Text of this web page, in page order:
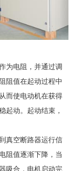
为电阻，并通过调
阻值在起动过程中
而使电动机在获得
起动。起动结束，
真空断路器运行信
阻值逐渐下降，当
吸合，电机启动完